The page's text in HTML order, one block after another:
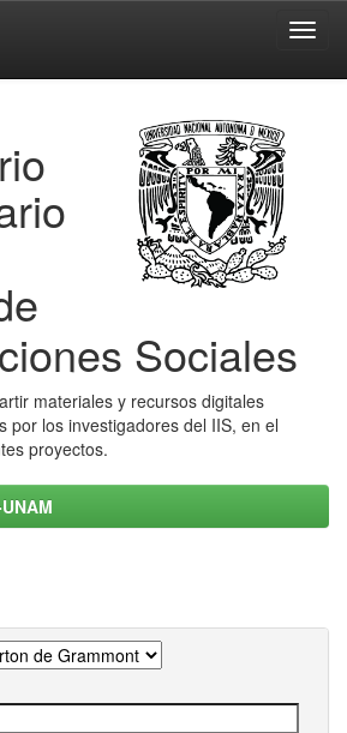
Sociales
materiales y recursos digitales
por los investigadores del IIS, en el
proyectos.